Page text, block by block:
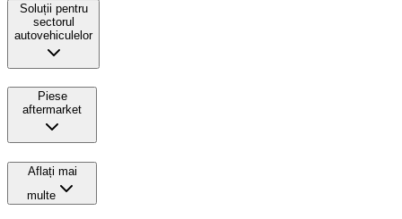
Soluții pentru
sectorul
autovehiculelor
Piese
aftermarket
Aflați mai
multe